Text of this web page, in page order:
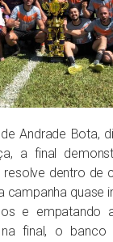
Andrade Bota,
a final
dentro de
campanha quase
e empatando
final, o banco